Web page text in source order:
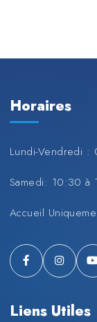
Horaires
Lundi-Vendredi
Samedi: 10:30 à
Accueil
Liens Utiles